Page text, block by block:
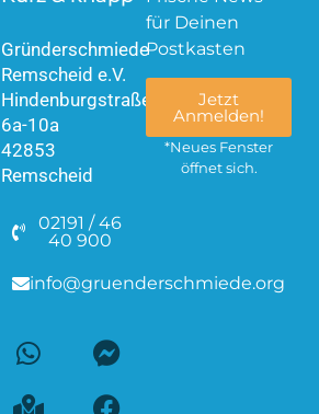
Gründerschmiede
Remscheid e.V.
Hindenburgstraße
6a-10a
42853
Remscheid
02191 / 46
40 900
info@gruenderschmiede.org
für Deinen
Postkasten
Jetzt
Anmelden!
*Neues Fenster
öffnet sich.